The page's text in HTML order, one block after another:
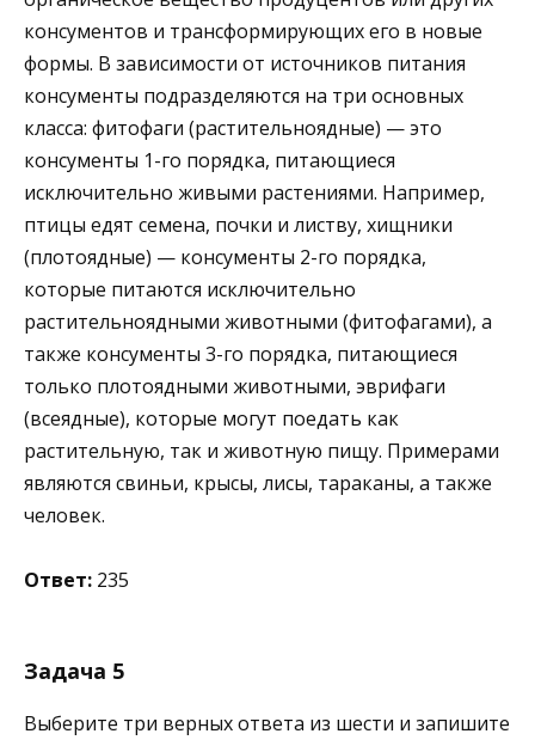
консументов и трансформирующих его в новые
формы. В зависимости от источников питания
консументы подразделяются на три основных
класса: фитофаги (растительноядные) — это
консументы 1-го порядка, питающиеся
исключительно живыми растениями. Например,
птицы едят семена, почки и листву, хищники
(плотоядные) — консументы 2-го порядка,
которые питаются исключительно
растительноядными животными (фитофагами), а
также консументы 3-го порядка, питающиеся
только плотоядными животными, эврифаги
(всеядные), которые могут поедать как
растительную, так и животную пищу. Примерами
являются свиньи, крысы, лисы, тараканы, а также
человек.
Ответ: 235
Задача 5
Выберите три верных ответа из шести и запишите